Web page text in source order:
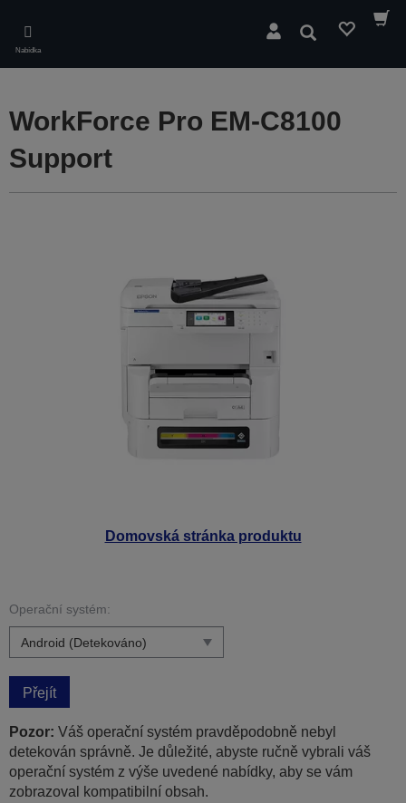
main
content
Nabídka
Hledat
Domovská stránka produktu
WorkForce Pro EM-C8100
Support
Operační systém:
Přejít
Pozor: Váš operační systém pravděpodobně nebyl
detekován správně. Je důležité, abyste ručně vybrali váš
operační systém z výše uvedené nabídky, aby se vám
zobrazoval kompatibilní obsah.